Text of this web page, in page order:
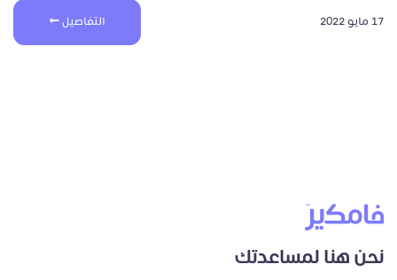
17 مايو 2022 التفاصيل
نحن هنا لمساعدتك